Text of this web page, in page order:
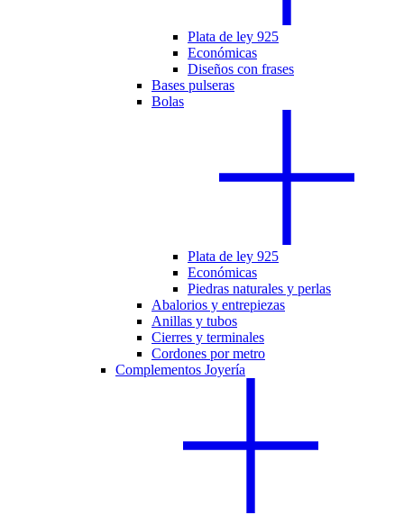
Plata de ley 925
Económicas
Diseños con frases
Bases pulseras
Bolas
Plata de ley 925
Económicas
Piedras naturales y perlas
Abalorios y entrepiezas
Anillas y tubos
Cierres y terminales
Cordones por metro
Complementos Joyería